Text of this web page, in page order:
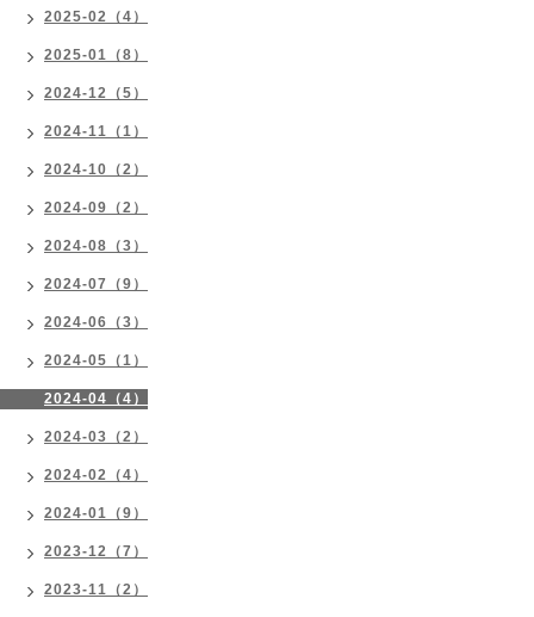
2025-02（4）
2025-01（8）
2024-12（5）
2024-11（1）
2024-10（2）
2024-09（2）
2024-08（3）
2024-07（9）
2024-06（3）
2024-05（1）
2024-04（4）
2024-03（2）
2024-02（4）
2024-01（9）
2023-12（7）
2023-11（2）